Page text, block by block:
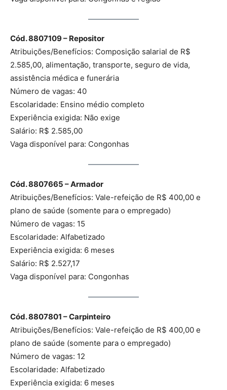
Cód. 8807109 – Repositor
Atribuições/Benefícios: Composição salarial de R$
2.585,00, alimentação, transporte, seguro de vida,
assistência médica e funerária
Número de vagas: 40
Escolaridade: Ensino médio completo
Experiência exigida: Não exige
Salário: R$ 2.585,00
Vaga disponível para: Congonhas
Cód. 8807665 – Armador
Atribuições/Benefícios: Vale-refeição de R$ 400,00 e
plano de saúde (somente para o empregado)
Número de vagas: 15
Escolaridade: Alfabetizado
Experiência exigida: 6 meses
Salário: R$ 2.527,17
Vaga disponível para: Congonhas
Cód. 8807801 – Carpinteiro
Atribuições/Benefícios: Vale-refeição de R$ 400,00 e
plano de saúde (somente para o empregado)
Número de vagas: 12
Escolaridade: Alfabetizado
Experiência exigida: 6 meses